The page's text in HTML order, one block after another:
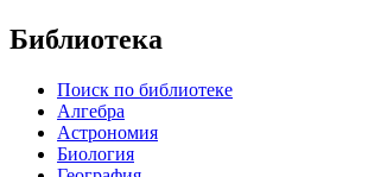
Библиотека
Поиск по библиотеке
Алгебра
Астрономия
Биология